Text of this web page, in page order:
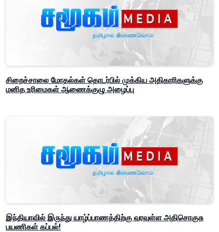
சிறைச்சாலை மோதல்கள் தொடர்பில் முக்கிய அதிகாரிகளுக்கு
மனித உரிமைகள் ஆணைக்குழு அழைப்பு
இந்தியாவில் இருந்து யாழ்ப்பாணத்திற்கு வரவுள்ள அதிசொகுசு
பயணிகள் கப்பல்!